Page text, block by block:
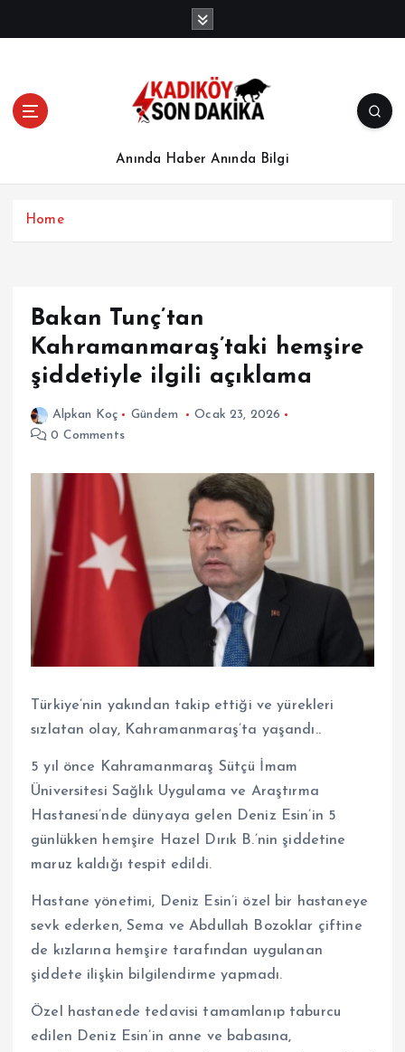
Anında Haber Anında Bilgi
Home
Bakan Tunç’tan
Kahramanmaraş’taki hemşire
şiddetiyle ilgili açıklama
Alpkan Koç Gündem
Ocak 23, 2026
0 Comments
Türkiye’nin yakından takip ettiği ve yürekleri
sızlatan olay, Kahramanmaraş’ta yaşandı..
5 yıl önce Kahramanmaraş Sütçü İmam
Üniversitesi Sağlık Uygulama ve Araştırma
Hastanesi’nde dünyaya gelen Deniz Esin’in 5
günlükken hemşire Hazel Dırık B.’nin şiddetine
maruz kaldığı tespit edildi.
Hastane yönetimi, Deniz Esin’i özel bir hastaneye
sevk ederken, Sema ve Abdullah Bozoklar çiftine
de kızlarına hemşire tarafından uygulanan
şiddete ilişkin bilgilendirme yapmadı.
Özel hastanede tedavisi tamamlanıp taburcu
edilen Deniz Esin’in anne ve babasına,